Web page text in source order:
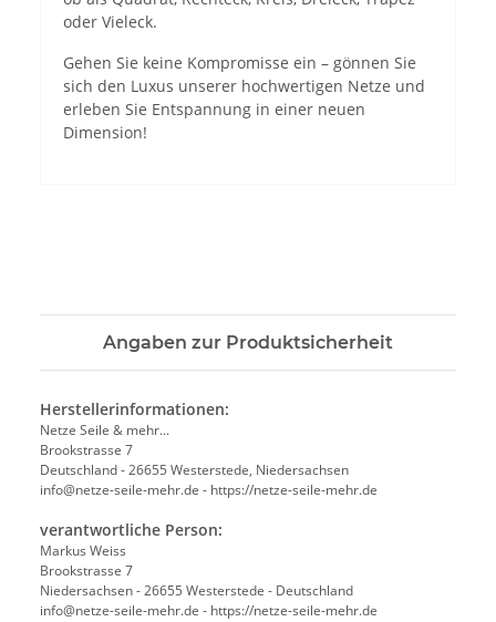
oder Vieleck.
Gehen Sie keine Kompromisse ein – gönnen Sie
sich den Luxus unserer hochwertigen Netze und
erleben Sie Entspannung in einer neuen
Dimension!
Angaben zur Produktsicherheit
Herstellerinformationen:
Netze Seile & mehr...
Brookstrasse 7
Deutschland - 26655 Westerstede, Niedersachsen
info@netze-seile-mehr.de - https://netze-seile-mehr.de
verantwortliche Person:
Markus Weiss
Brookstrasse 7
Niedersachsen - 26655 Westerstede - Deutschland
info@netze-seile-mehr.de - https://netze-seile-mehr.de